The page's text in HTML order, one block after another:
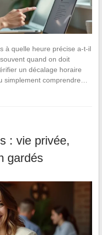
à quelle heure précise a-t-il
quand on doit
un décalage horaire
simplement comprendre…
: vie privée,
gardés